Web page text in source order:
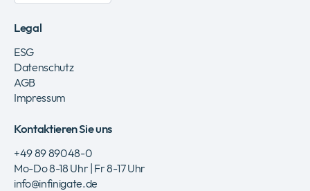
Legal
ESG
Datenschutz
AGB
Impressum
Kontaktieren Sie uns
+49 89 89048-0
Mo-Do 8-18 Uhr | Fr 8-17 Uhr
info@infinigate.de